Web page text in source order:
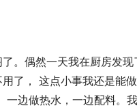
。偶然一天我在厨房发
了， 这点小事我还是能
边做热水，一边配料。